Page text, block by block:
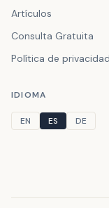
Artículos
Consulta Gratuita
Política de
IDIOMA
EN ES DE